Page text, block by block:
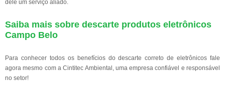
dele um serviço aliado.
Saiba mais sobre descarte produtos eletrônicos
Campo Belo
Para conhecer todos os benefícios do descarte correto de eletrônicos fale
agora mesmo com a Cintitec Ambiental, uma empresa confiável e responsável
no setor!